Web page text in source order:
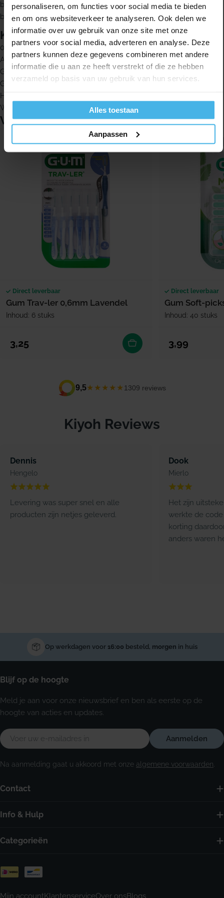
personaliseren, om functies voor social media te bieden
en om ons websiteverkeer te analyseren. Ook delen we
informatie over uw gebruik van onze site met onze
partners voor social media, adverteren en analyse. Deze
partners kunnen deze gegevens combineren met andere
informatie die u aan ze heeft verstrekt of die ze hebben
verzameld op basis van uw gebruik van hun services.
Alles toestaan
Aanpassen
bruggen, implantaten of orthodontische apparatuur, zoals een
beugel.
Kenmerken
0,6 mm rager
Anti-bacteriële borstelharen
Gecoate draad
Gemakkelijk in gebruik
Hygiënisch op te bergen met beschermkapje
Wekelijks vervangen
Vergelijkbare producten
Direct leverbaar
Gum Trav-ler 0,6mm Lavendel
Inhoud: 6 stuks
Normale prijs
3,25
Direct leverbaar
Gum Soft-
Inhoud: 40 stuks
Normale prijs
3,99
9,5★★★★★ 1309 reviews
Kiyoh Reviews
Dennis
Hengelo
Levering was super snel en alle
producten zijn netjes geleverd.
Dook
Mierlo
Het zijn
werkte de code
korting
anders waren
Op werkdagen voor 16:00 besteld, morgen in huis
Contact
Info & Hulp
Categorieën
Blijf op de hoogte
Meld je aan voor onze nieuwsbrief en ben als eerste op de
hoogte van acties en updates.
E-
mail
Aanmelden
Na aanmelding gaat u akkoord met onze algemene voorwaarden
Betaalmethoden
Mijn accountKlantenserviceOver onsBlogs